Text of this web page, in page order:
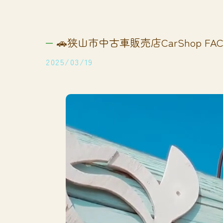
🚗狭山市中古車販売店CarShop
2025/03/19